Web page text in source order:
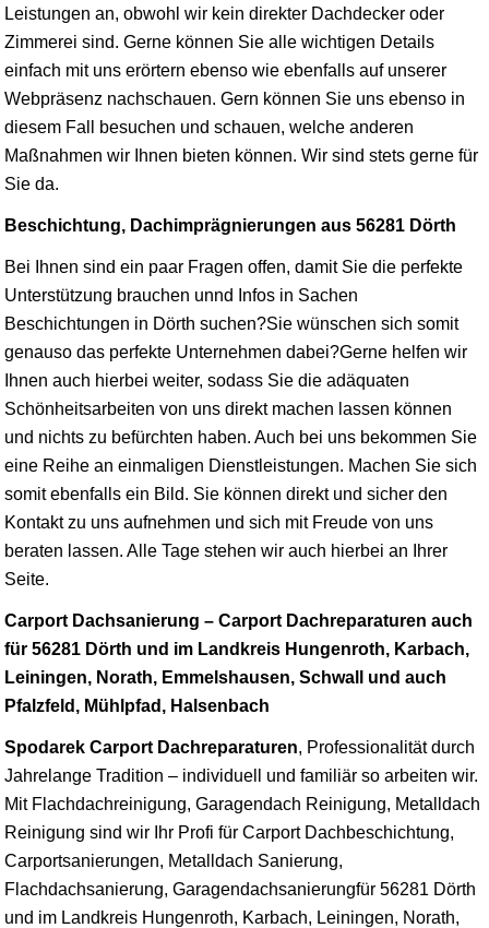
Leistungen an, obwohl wir kein direkter Dachdecker oder
Zimmerei sind. Gerne können Sie alle wichtigen Details
einfach mit uns erörtern ebenso wie ebenfalls auf unserer
Webpräsenz nachschauen. Gern können Sie uns ebenso in
diesem Fall besuchen und schauen, welche anderen
Maßnahmen wir Ihnen bieten können. Wir sind stets gerne für
Sie da.
Beschichtung, Dachimprägnierungen aus 56281 Dörth
Bei Ihnen sind ein paar Fragen offen, damit Sie die perfekte
Unterstützung brauchen unnd Infos in Sachen
Beschichtungen in Dörth suchen?Sie wünschen sich somit
genauso das perfekte Unternehmen dabei?Gerne helfen wir
Ihnen auch hierbei weiter, sodass Sie die adäquaten
Schönheitsarbeiten von uns direkt machen lassen können
und nichts zu befürchten haben. Auch bei uns bekommen Sie
eine Reihe an einmaligen Dienstleistungen. Machen Sie sich
somit ebenfalls ein Bild. Sie können direkt und sicher den
Kontakt zu uns aufnehmen und sich mit Freude von uns
beraten lassen. Alle Tage stehen wir auch hierbei an Ihrer
Seite.
Carport Dachsanierung – Carport Dachreparaturen auch
für 56281 Dörth und im Landkreis Hungenroth, Karbach,
Leiningen, Norath, Emmelshausen, Schwall und auch
Pfalzfeld, Mühlpfad, Halsenbach
Spodarek Carport Dachreparaturen, Professionalität durch
Jahrelange Tradition – individuell und familiär so arbeiten wir.
Mit Flachdachreinigung, Garagendach Reinigung, Metalldach
Reinigung sind wir Ihr Profi für Carport Dachbeschichtung,
Carportsanierungen, Metalldach Sanierung,
Flachdachsanierung, Garagendachsanierungfür 56281 Dörth
und im Landkreis Hungenroth, Karbach, Leiningen, Norath,